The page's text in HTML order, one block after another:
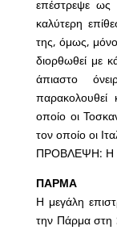
επέστρεψε ως
καλύτερη
της, όμως,
διορθωθεί με
άπιαστο
παρακολουθεί
οποίο οι
τον οποίο οι
ΠΡΟΒΛΕΨΗ: Η
ΠΑΡΜΑ
Η μεγάλη
την Πάρμα στη